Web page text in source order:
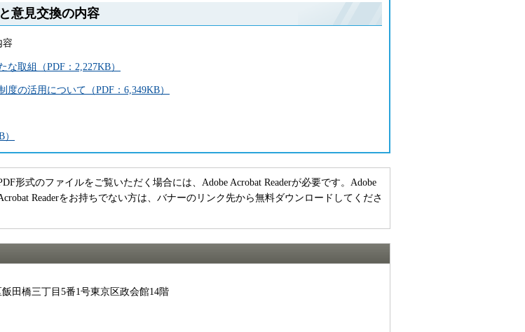
意見交換の内容
容
取組（PDF：2,227KB）
の活用について（PDF：6,349KB）
形式のファイルをご覧いただく場合には、Adobe Acrobat Readerが必要です。Adobe
Readerをお持ちでない方は、バナーのリンク先から無料ダウンロードしてくださ
田橋三丁目5番1号東京区政会館14階